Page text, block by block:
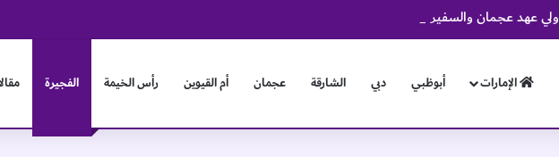
ولي عهد عجمان والسفير الإثيوبي يبحثان آفاق التعاون وتعزيز العلاقات الثنائية
الإمارات أبوظبي دبي الشارقة عجمان أم القيوين رأس الخيمة الفجيرة